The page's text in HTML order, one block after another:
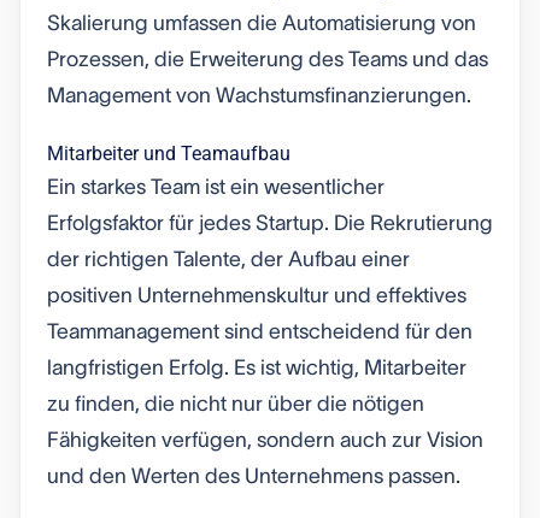
Skalierung umfassen die Automatisierung von
Prozessen, die Erweiterung des Teams und das
Management von Wachstumsfinanzierungen.
Mitarbeiter und Teamaufbau
Ein starkes Team ist ein wesentlicher
Erfolgsfaktor für jedes Startup. Die Rekrutierung
der richtigen Talente, der Aufbau einer
positiven Unternehmenskultur und effektives
Teammanagement sind entscheidend für den
langfristigen Erfolg. Es ist wichtig, Mitarbeiter
zu finden, die nicht nur über die nötigen
Fähigkeiten verfügen, sondern auch zur Vision
und den Werten des Unternehmens passen.